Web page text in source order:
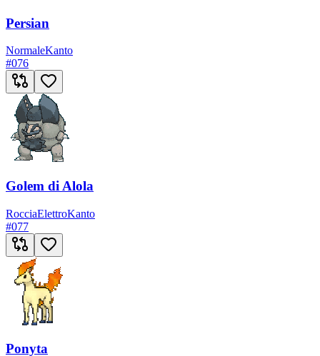
Persian
NormaleKanto
#076
Golem di Alola
RocciaElettroKanto
#077
Ponyta